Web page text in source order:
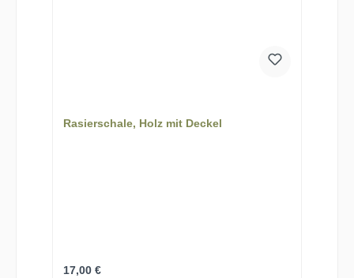
Rasierschale, Holz mit Deckel
Regulärer Preis:
17,00 €